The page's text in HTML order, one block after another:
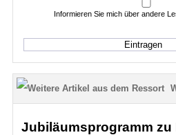
Informieren Sie mich über andere
Jubiläumsprogramm zu